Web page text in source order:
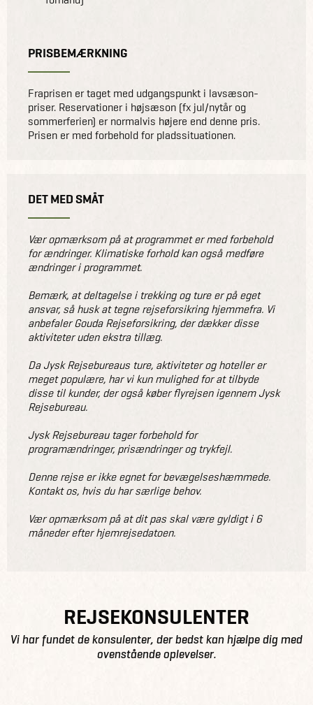
PRISBEMÆRKNING
Fraprisen er taget med udgangspunkt i lavsæson-
priser. Reservationer i højsæson (fx jul/nytår og
sommerferien) er normalvis højere end denne pris.
Prisen er med forbehold for pladssituationen.
DET MED SMÅT
Vær opmærksom på at programmet er med forbehold
for ændringer. Klimatiske forhold kan også medføre
ændringer i programmet.
Bemærk, at deltagelse i trekking og ture er på eget
ansvar, så husk at tegne rejseforsikring hjemmefra. Vi
anbefaler Gouda Rejseforsikring, der dækker disse
aktiviteter uden ekstra tillæg.
Da Jysk Rejsebureaus ture, aktiviteter og hoteller er
meget populære, har vi kun mulighed for at tilbyde
disse til kunder, der også køber flyrejsen igennem Jysk
Rejsebureau.
Jysk Rejsebureau tager forbehold for
programændringer, prisændringer og trykfejl.
Denne rejse er ikke egnet for bevægelseshæmmede.
Kontakt os, hvis du har særlige behov.
Vær opmærksom på at dit pas skal være gyldigt i 6
måneder efter hjemrejsedatoen.
REJSEKONSULENTER
Vi har fundet de konsulenter, der bedst kan hjælpe dig med
ovenstående oplevelser.